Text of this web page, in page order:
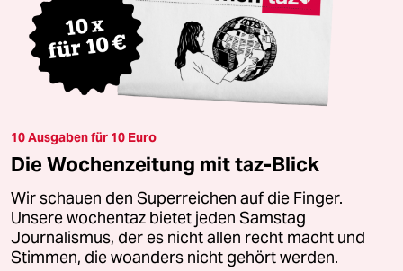
10 Ausgaben für 10 Euro
Die Wochenzeitung mit taz-Blick
Wir schauen den Superreichen auf die Finger.
Unsere wochentaz bietet jeden Samstag
Journalismus, der es nicht allen recht macht und
Stimmen, die woanders nicht gehört werden.